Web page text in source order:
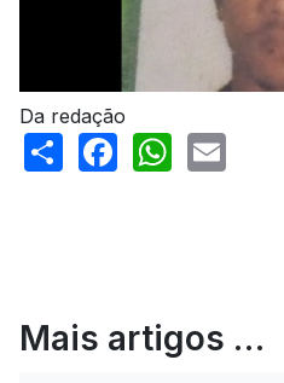
Da redação
ShareFacebook
Mais artigos …